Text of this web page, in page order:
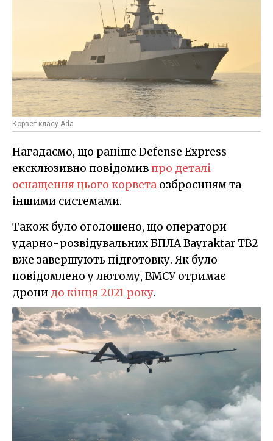
Корвет класу Ada
Нагадаємо, що раніше Defense Express
ексклюзивно повідомивпро деталі
оснащення цього корвета озброєнням та
іншими системами.
Також було оголошено, що оператори
ударно-розвідувальних БПЛА Bayraktar TB2
вже завершують підготовку. Як було
повідомлено у лютому, ВМСУ отримає
дрони до кінця 2021 року.